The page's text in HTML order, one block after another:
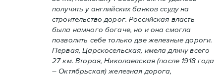
получить у английских банков ссуду на
строительство дорог. Российская власть
была намного богаче, но и она смогла
позволить себе только две железные дороги.
Первая, Царскосельская, имела длину всего
27 км. Вторая, Николаевская (после 1918 года
– Октябрьская) железная дорога,